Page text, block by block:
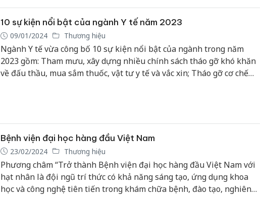
10 sự kiện nổi bật của ngành Y tế năm 2023
09/01/2024 Thương hiệu
Ngành Y tế vừa công bố 10 sự kiện nổi bật của ngành trong năm
2023 gồm: Tham mưu, xây dựng nhiều chính sách tháo gỡ khó khăn
về đấu thầu, mua sắm thuốc, vật tư y tế và vắc xin; Tháo gỡ cơ chế
Bệnh viện đại học hàng đầu Việt Nam
23/02/2024 Thương hiệu
Phương châm “Trở thành Bệnh viện đại học hàng đầu Việt Nam với
hạt nhân là đội ngũ trí thức có khả năng sáng tạo, ứng dụng khoa
học và công nghệ tiên tiến trong khám chữa bệnh, đào tạo, nghiên